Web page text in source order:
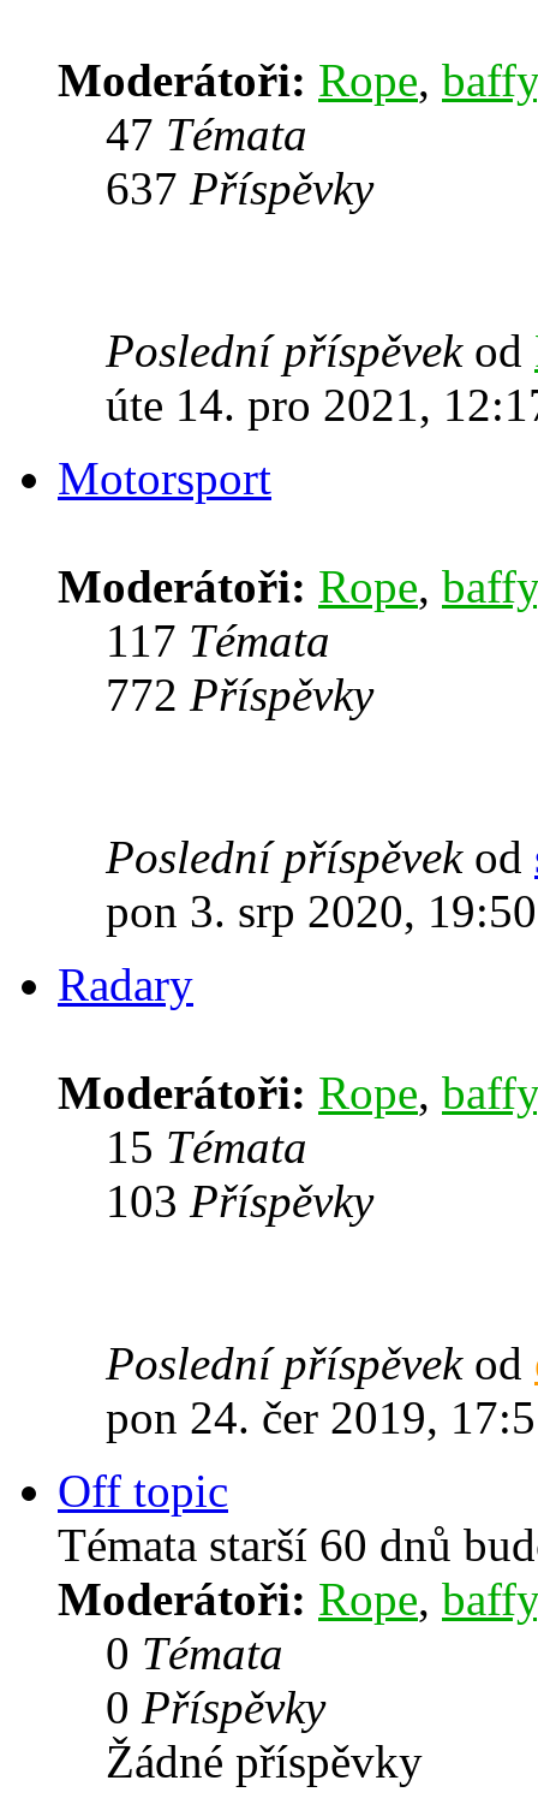
Moderátoři: Rope, baffy
47 Témata
637 Příspěvky
Poslední příspěvekod
úte 14. pro 2021,
Motorsport
Moderátoři: Rope, baffy
117 Témata
772 Příspěvky
Poslední příspěvekod
pon 3. srp 2020, 19:50
Radary
Moderátoři: Rope, baffy
15 Témata
103 Příspěvky
Poslední příspěvekod
pon 24. čer 2019,
Off topic
Témata starší 60 dnů
Moderátoři: Rope, baffy
0 Témata
0 Příspěvky
Žádné příspěvky